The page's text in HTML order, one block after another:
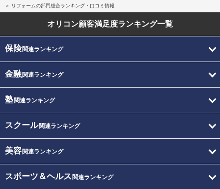
リフォームの部門総合ランキング・口コミ情報
オリコン顧客満足度ランキング一覧
保険関連ランキング
金融関連ランキング
塾関連ランキング
スクール関連ランキング
美容関連ランキング
スポーツ＆ヘルス 関連ランキング